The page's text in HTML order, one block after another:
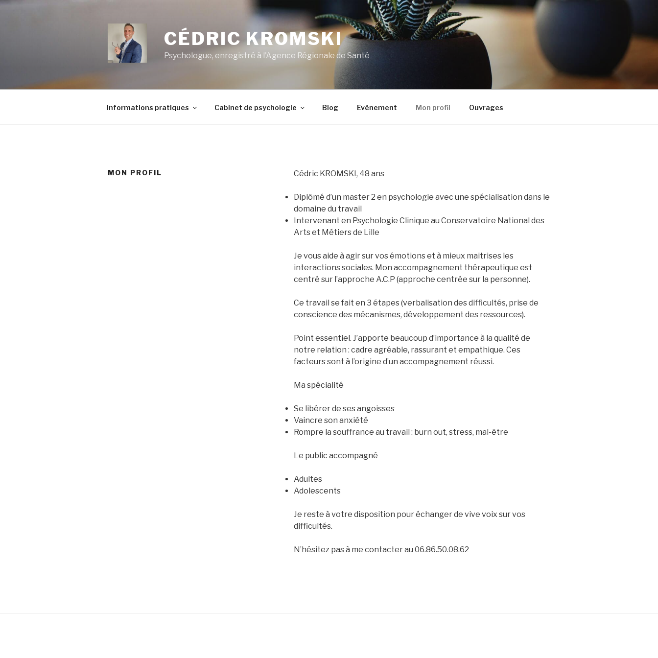
Aller
CÉDRIC KROMSKI
Psychologue, enregistré à l'Agence Régionale de Santé
Informations pratiques Cabinet de psychologie Blog Evènement Mon profil Ouvrages
MON PROFIL Cédric KROMSKI, 48 ans
Diplômé d’un master 2 en psychologie avec une spécialisation dans le
domaine du travail
Intervenant en Psychologie Clinique au Conservatoire National des
Arts et Métiers de Lille
Je vous aide à agir sur vos émotions et à mieux maitrises les
interactions sociales. Mon accompagnement thérapeutique est
centré sur l’approche A.C.P (approche centrée sur la personne).
Ce travail se fait en 3 étapes (verbalisation des difficultés, prise de
conscience des mécanismes, développement des ressources).
Point essentiel. J’apporte beaucoup d’importance à la qualité de
notre relation : cadre agréable, rassurant et empathique. Ces
facteurs sont à l’origine d’un accompagnement réussi.
Ma spécialité
Se libérer de ses angoisses
Vaincre son anxiété
Rompre la souffrance au travail : burn out, stress, mal-être
Le public accompagné
Adultes
Adolescents
Je reste à votre disposition pour échanger de vive voix sur vos
difficultés.
N’hésitez pas à me contacter au 06.86.50.08.62